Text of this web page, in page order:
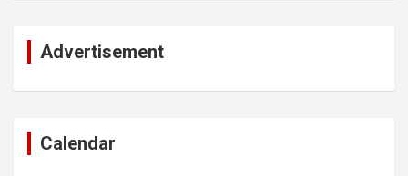
Advertisement
Calendar